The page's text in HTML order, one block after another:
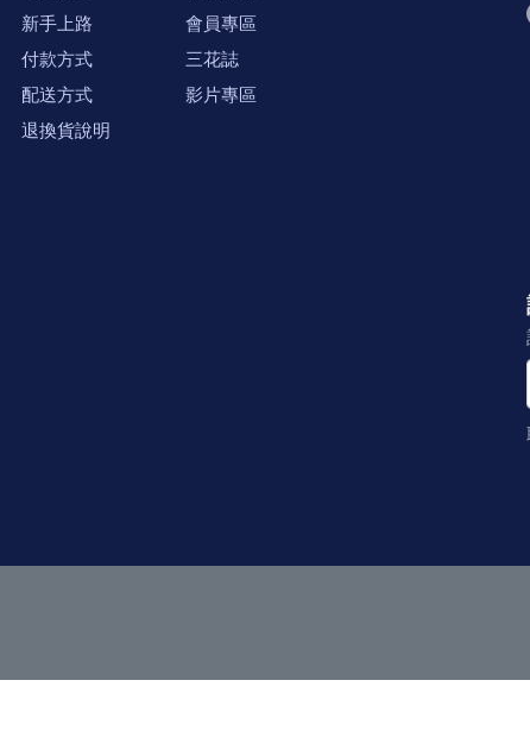
新手上路
付款方式
配送方式
退換貨說明
會員專區
三花誌
影片專區